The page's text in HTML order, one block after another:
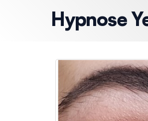
Hypnose